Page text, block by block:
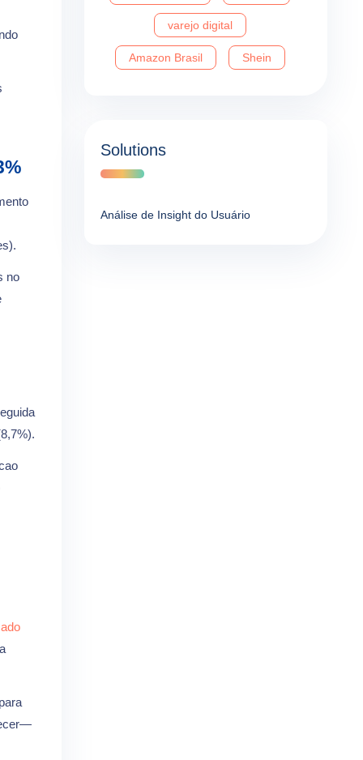
no
varejo digital
Amazon Brasil Shein
Solutions
Análise de Insight do Usuário